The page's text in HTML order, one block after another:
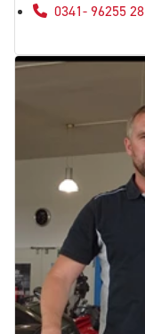
0341- 96255 28